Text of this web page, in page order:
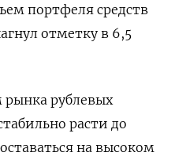
портфеля средств
отметку в 6,5
рублевых
расти до
на высоком